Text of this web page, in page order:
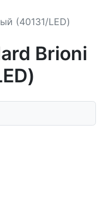
(40131/LED)
Brioni